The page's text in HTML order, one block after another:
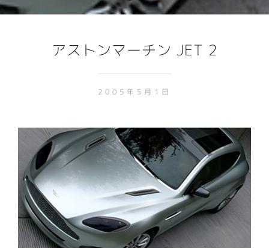
アストンマーチン JET 2
2005年5月1日